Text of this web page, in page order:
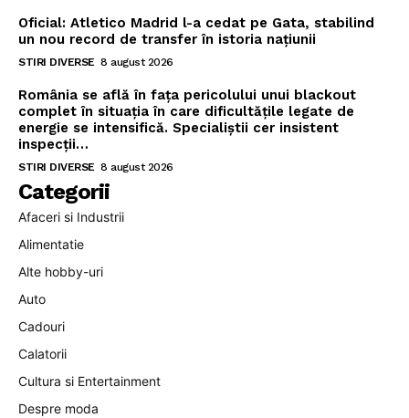
Oficial: Atletico Madrid l-a cedat pe Gata, stabilind
un nou record de transfer în istoria națiunii
STIRI DIVERSE 8 august 2026
România se află în fața pericolului unui blackout
complet în situația în care dificultățile legate de
energie se intensifică. Specialiștii cer insistent
inspecții…
STIRI DIVERSE 8 august 2026
Categorii
Afaceri si Industrii
Alimentatie
Alte hobby-uri
Auto
Cadouri
Calatorii
Cultura si Entertainment
Despre moda